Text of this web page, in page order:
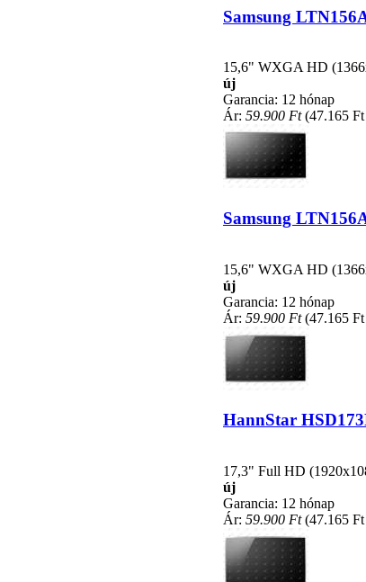
Samsung
15,6" WXGA HD
új
Garancia: 12 hónap
Ár: 59.900 Ft(47.165
Samsung
15,6" WXGA HD
új
Garancia: 12 hónap
Ár: 59.900 Ft(47.165
HannStar
17,3" Full HD
új
Garancia: 12 hónap
Ár: 59.900 Ft(47.165